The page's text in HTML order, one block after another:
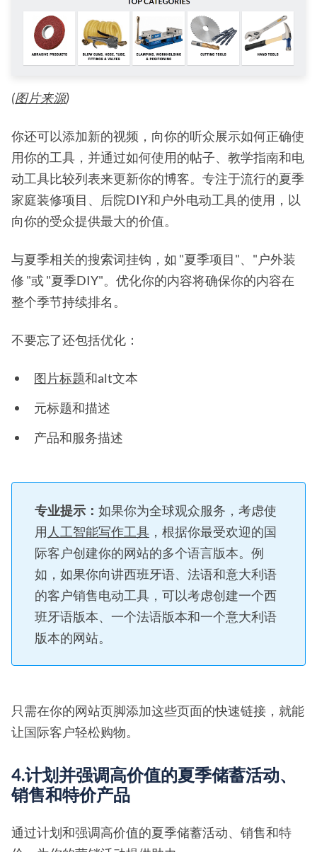
(图片来源)
你还可以添加新的视频，向你的听众展示如何正确使
用你的工具，并通过如何使用的帖子、教学指南和电
动工具比较列表来更新你的博客。专注于流行的夏季
家庭装修项目、后院DIY和户外电动工具的使用，以
向你的受众提供最大的价值。
与夏季相关的搜索词挂钩，如 "夏季项目"、"户外装
修 "或 "夏季DIY"。优化你的内容将确保你的内容在
整个季节持续排名。
不要忘了还包括优化：
图片标题和alt文本
元标题和描述
产品和服务描述
专业提示： 如果你为全球观众服务，考虑使
用 人工智能写作工具 ，根据你最受欢迎的国
际客户创建你的网站的多个语言版本。例
如，如果你向讲西班牙语、法语和意大利语
的客户销售电动工具，可以考虑创建一个西
班牙语版本、一个法语版本和一个意大利语
版本的网站。
只需在你的网站页脚添加这些页面的快速链接，就能
让国际客户轻松购物。
4.计划并强调高价值的夏季储蓄活动、
销售和特价产品
通过计划和强调高价值的夏季储蓄活动、销售和特